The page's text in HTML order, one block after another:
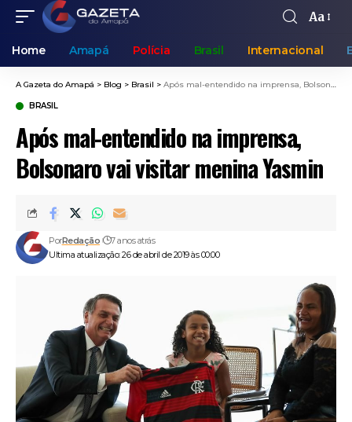
Aa
Home Amapá Polícia Brasil Internacional
A Gazeta do Amapá > Blog > Brasil > Após mal-entendido na imprensa, Bolsonaro vai visitar menina Yasmin
BRASIL
Após mal-entendido na imprensa,
Bolsonaro vai visitar menina Yasmin
Ultima atualização: 26 de abril de 2019 às 00:00
PorRedação 7 anos atrás